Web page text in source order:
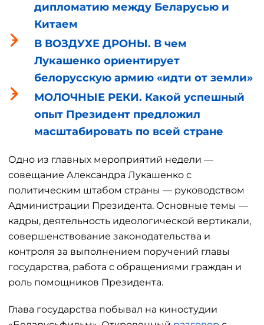
дипломатию между Беларусью и
Китаем
В ВОЗДУХЕ ДРОНЫ. В чем
Лукашенко ориентирует
белорусскую армию «идти от земли»
МОЛОЧНЫЕ РЕКИ. Какой успешный
опыт Президент предложил
масштабировать по всей стране
Одно из главных мероприятий недели —
совещание Александра Лукашенко с
политическим штабом страны — руководством
Администрации Президента. Основные темы —
кадры, деятельность идеологической вертикали,
совершенствование законодательства и
контроля за выполнением поручений главы
государства, работа с обращениями граждан и
роль помощников Президента.
Глава государства побывал на киностудии